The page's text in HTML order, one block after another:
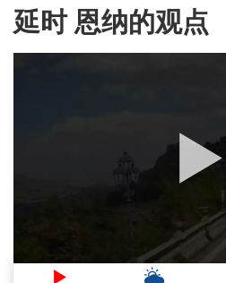
延时 恩纳的观点